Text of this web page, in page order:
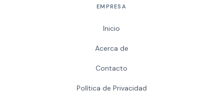
EMPRESA
Inicio
Acerca de
Contacto
Política de Privacidad